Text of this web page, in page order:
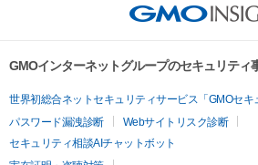
GMOインターネットグループのセキュリティ
世界初総合ネットセキュリティサービス「GMOセキ
パスワード漏洩診断
Webサイトリスク診断
セキュリティ相談AIチャットボット